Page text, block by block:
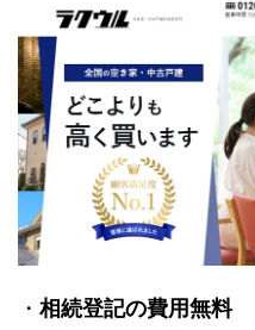
・ 相続登記の費用無料